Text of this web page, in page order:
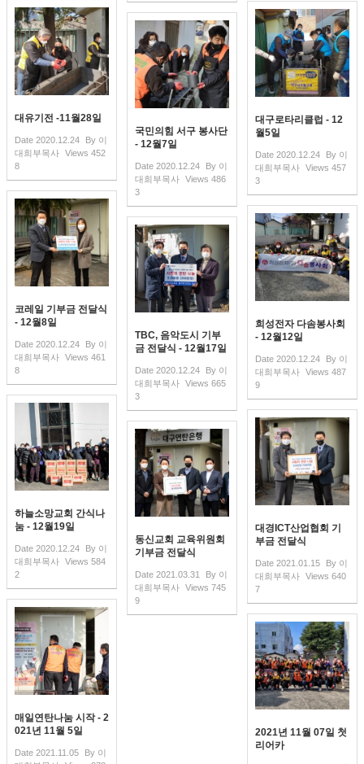
대유기전 -11월28일
Date 2020.12.24 By 이
대희부목사 Views 452
8
대구로타리클럽 - 12
월5일
Date 2020.12.24 By 이
대희부목사 Views 457
3
국민의힘 서구 봉사단
- 12월7일
Date 2020.12.24 By 이
대희부목사 Views 486
3
코레일 기부금 전달식
- 12월8일
Date 2020.12.24 By 이
대희부목사 Views 461
8
희성전자 다솜봉사회
- 12월12일
Date 2020.12.24 By 이
대희부목사 Views 487
9
TBC, 음악도시 기부
금 전달식 - 12월17일
Date 2020.12.24 By 이
대희부목사 Views 665
3
하늘소망교회 간식나
눔 - 12월19일
Date 2020.12.24 By 이
대희부목사 Views 584
2
대경ICT산업협회 기
부금 전달식
Date 2021.01.15 By 이
대희부목사 Views 640
7
동신교회 교육위원회
기부금 전달식
Date 2021.03.31 By 이
대희부목사 Views 745
9
매일연탄나눔 시작 - 2
021년 11월 5일
Date 2021.11.05 By 이
2021년 11월 07일 첫
리어카